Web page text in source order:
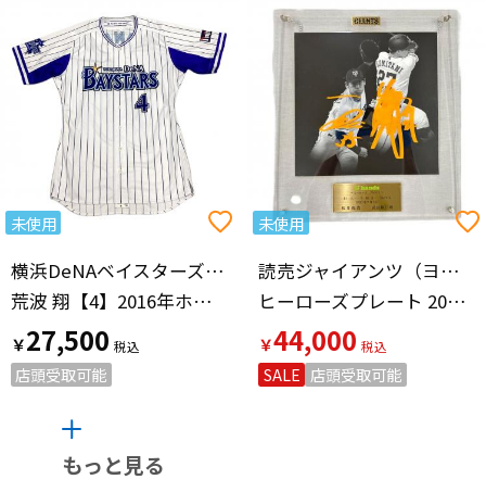
未使用
横浜DeNAベイスターズ（ヨコハマディーエヌエーベイスターズ）
荒波 翔【4】2016年ホーム
￥27,500
店頭受取可能
未使用
読売ジャイアンツ（ヨミウリジャイアンツ）
ヒーローズプレート 2020年7月2日 桜井俊貴 炭谷銀仁朗
￥44,000
SALE 店頭受取可能
もっと見る